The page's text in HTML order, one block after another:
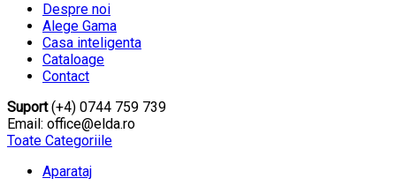
Despre noi
Alege Gama
Casa inteligenta
Cataloage
Contact
Suport(+4) 0744 759 739
Email: office@elda.ro
Toate Categoriile
Aparataj